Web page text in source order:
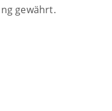
gewährt.